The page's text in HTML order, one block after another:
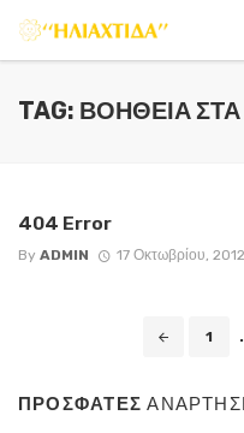
TAG: ΒΟΉΘΕΙΑ ΣΤΑ
404 Error
By ADMIN 17 Οκτωβρίου, 2012
1
ΠΡΟΣΦΑΤΕΣ